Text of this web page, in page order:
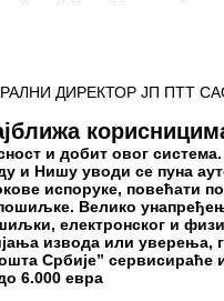
ДИРЕКТОР ЈП ПТТ
и добит овог
и Нишу уводи се пуна
испоруке, повећати
Велико
електронског и
извода или уверења,
Србије” сервисираће
6.000 евра